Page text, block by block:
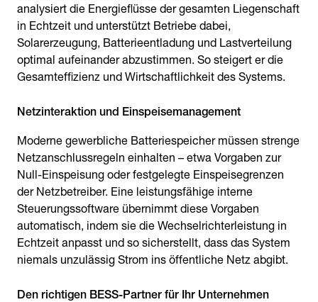
analysiert die Energieflüsse der gesamten Liegenschaft
in Echtzeit und unterstützt Betriebe dabei,
Solarerzeugung, Batterieentladung und Lastverteilung
optimal aufeinander abzustimmen. So steigert er die
Gesamteffizienz und Wirtschaftlichkeit des Systems.
Moderne gewerbliche Batteriespeicher müssen strenge
Netzanschlussregeln einhalten – etwa Vorgaben zur
Null-Einspeisung oder festgelegte Einspeisegrenzen
der Netzbetreiber. Eine leistungsfähige interne
Steuerungssoftware übernimmt diese Vorgaben
automatisch, indem sie die Wechselrichterleistung in
Echtzeit anpasst und so sicherstellt, dass das System
niemals unzulässig Strom ins öffentliche Netz abgibt.
Den richtigen BESS-Partner für Ihr Unternehmen